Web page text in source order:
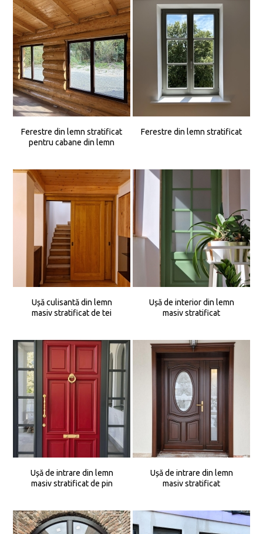
Ferestre din lemn stratificat
pentru cabane din lemn
Ferestre din lemn stratificat
Ușă culisantă din lemn
masiv stratificat de tei
Ușă de interior din lemn
masiv stratificat
Ușă de intrare din lemn
masiv stratificat de pin
Ușă de intrare din lemn
masiv stratificat